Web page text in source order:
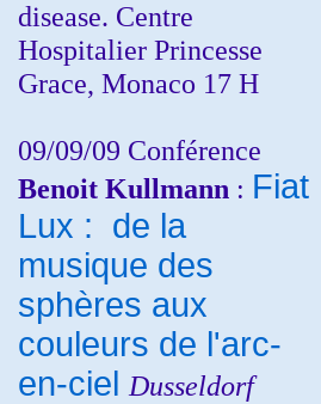
disease. Centre
Hospitalier Princesse
Grace, Monaco 17 H
09/09/09 Conférence
Benoit Kullmann : Fiat
Lux : de la
musique des
sphères aux
couleurs de l'arc-
en-ciel Dusseldorf